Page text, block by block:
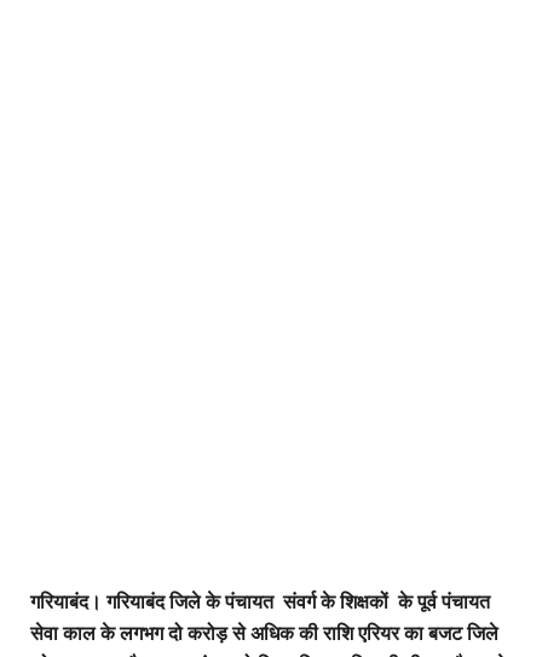
गरियाबंद। गरियाबंद जिले के पंचायत संवर्ग के शिक्षकों के पूर्व पंचायत
सेवा काल के लगभग दो करोड़ से अधिक की राशि एरियर का बजट जिले